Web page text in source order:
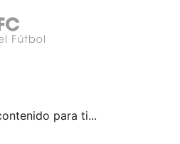
para ti...